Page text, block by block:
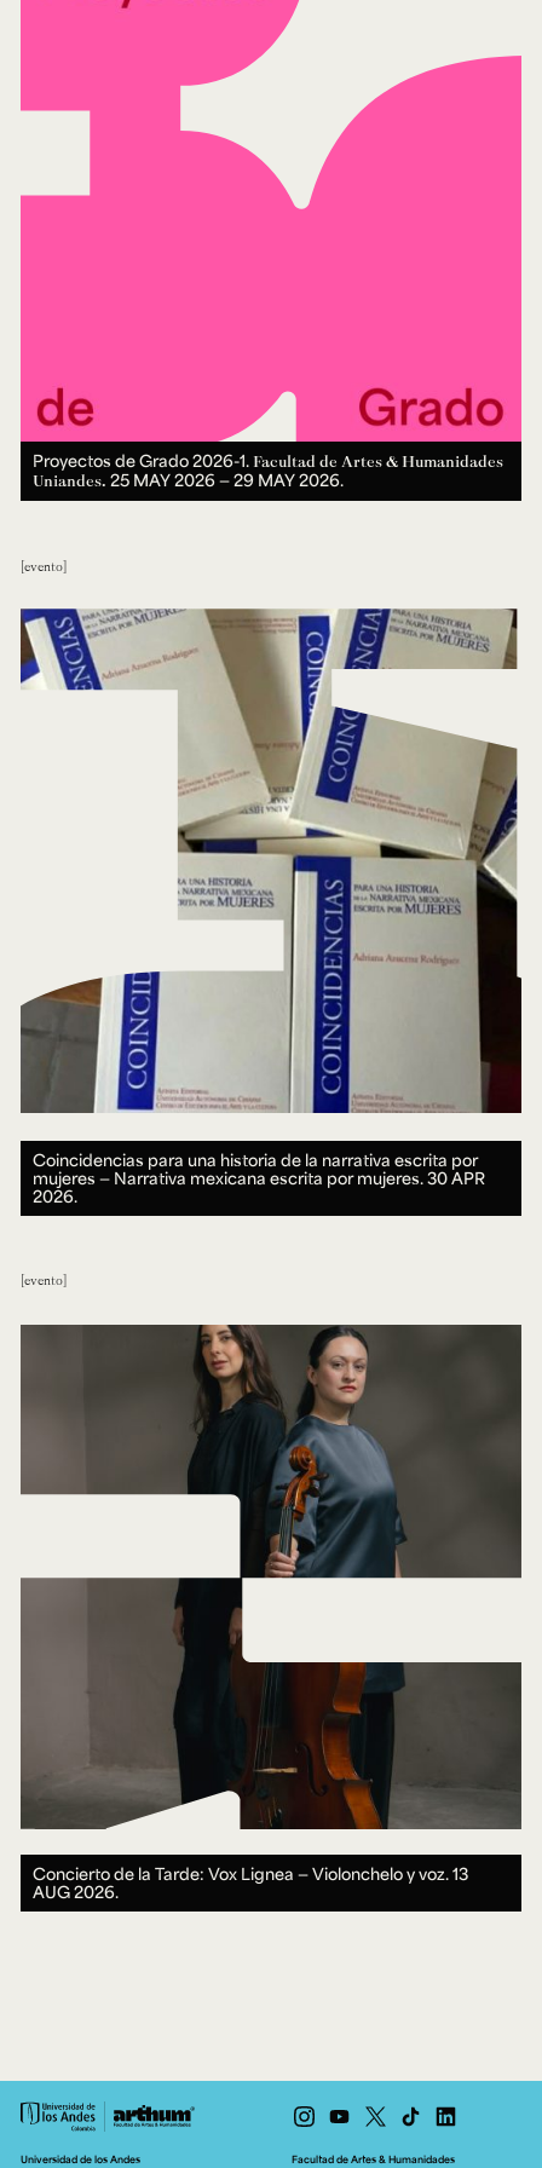
Proyectos de Grado 2026-1. Facultad de Artes & Humanidades
Uniandes. 25 MAY 2026 ― 29 MAY 2026.
evento
Coincidencias para una historia de la narrativa escrita por
mujeres — Narrativa mexicana escrita por mujeres.30 APR
2026.
evento
Concierto de la Tarde: Vox Lignea — Violonchelo y voz.13
AUG 2026.
Universidad de los Andes
Facultad de Artes & Humanidades